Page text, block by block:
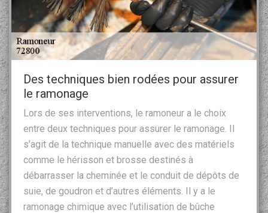
Des techniques bien rodées pour assurer
le ramonage
Lors de ses interventions, le ramoneur a le choix
entre deux techniques pour assurer le ramonage. Il
s’agit de la technique manuelle avec des matériels
comme le hérisson et brosse destinés à
débarrasser la cheminée et le conduit de dépôts de
suie, de goudron et d’autres éléments. Il y a le
ramonage chimique avec l’utilisation de bûche